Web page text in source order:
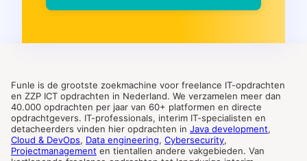
Funle is de grootste zoekmachine voor freelance IT-opdrachten
en ZZP ICT opdrachten in Nederland. We verzamelen meer dan
40.000 opdrachten per jaar van 60+ platformen en directe
opdrachtgevers. IT-professionals, interim IT-specialisten en
detacheerders vinden hier opdrachten in Java development,
Cloud & DevOps, Data engineering, Cybersecurity,
Projectmanagement en tientallen andere vakgebieden. Van